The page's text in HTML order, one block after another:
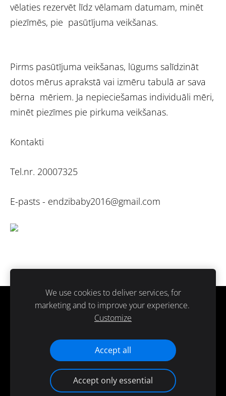
vēlaties rezervēt līdz vēlamam datumam, minēt
piezīmēs, pie pasūtījuma veikšanas.
Pirms pasūtījuma veikšanas, lūgums salīdzināt
dotos mērus aprakstā vai izmēru tabulā ar sava
bērna mēriem. Ja nepieciešamas individuāli mēri,
minēt piezīmes pie pirkuma veikšanas.
Kontakti
Tel.nr. 20007325
E-pasts - endzibaby2016@gmail.com
Sīkdatnes
Paldies ka atbalsti ražots Latvijā.
We use cookies to deliver services, for
marketing and to improve your experience.
Customize
Accept all
Accept only essential